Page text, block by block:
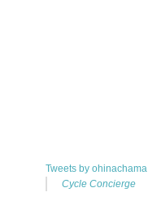
Tweets by ohinachama
Cycle Concierge